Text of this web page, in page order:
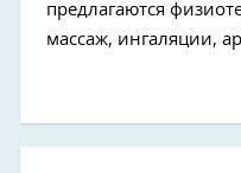
предлагаются
массаж, ингаляции,